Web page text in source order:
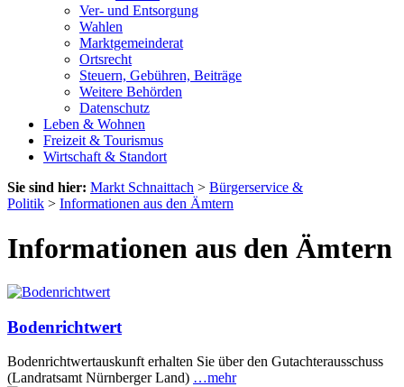
Ver- und Entsorgung
Wahlen
Marktgemeinderat
Ortsrecht
Steuern, Gebühren, Beiträge
Weitere Behörden
Datenschutz
Leben & Wohnen
Freizeit & Tourismus
Wirtschaft & Standort
Sie sind hier: Markt Schnaittach > Bürgerservice &
Politik > Informationen aus den Ämtern
Informationen aus den Ämtern
Bodenrichtwert
Bodenrichtwertauskunft erhalten Sie über den Gutachterausschuss
(Landratsamt Nürnberger Land) …mehr